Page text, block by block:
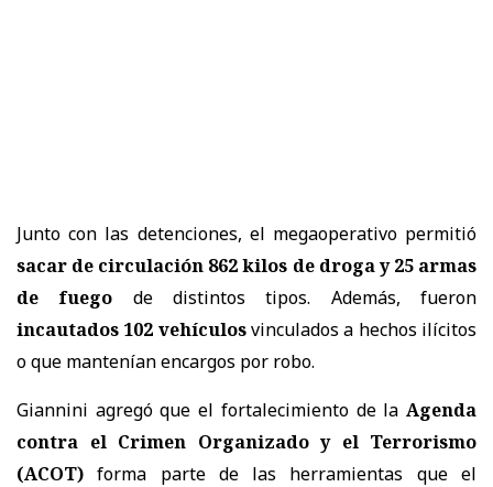
Junto con las detenciones, el megaoperativo permitió
sacar de circulación 862 kilos de droga y 25 armas
de fuego de distintos tipos. Además, fueron
incautados 102 vehículosvinculados a hechos ilícitos
o que mantenían encargos por robo.
Giannini agregó que el fortalecimiento de la Agenda
contra el Crimen Organizado y el Terrorismo
(ACOT) forma parte de las herramientas que el